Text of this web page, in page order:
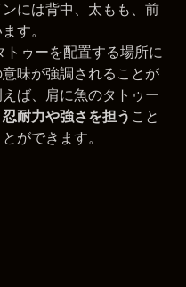
には背中、太もも、前
す。
トゥーを配置する場所に
味が強調されることが
ば、肩に魚のタトゥー
忍耐力や強さを担う こと
ができます。